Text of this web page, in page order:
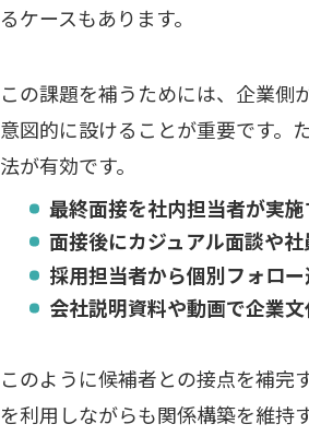
るケースもあります。
この課題を補うためには、企業側
意図的に設けることが重要です。
法が有効です。
最終面接を社内担当者が実施
面接後にカジュアル面談や社
採用担当者から個別フォロー
会社説明資料や動画で企業文
このように候補者との接点を補完
を利用しながらも関係構築を維持